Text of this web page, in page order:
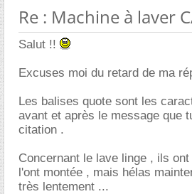
Re : Machine à laver
Salut !!
Excuses moi du retard de ma
Les balises quote sont les
avant et après le message que
citation .
Concernant le lave linge , ils
l'ont montée , mais hélas
très lentement ...